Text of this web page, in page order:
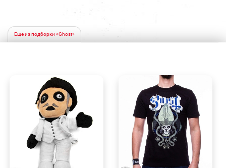
Еще из подборки «Ghost»